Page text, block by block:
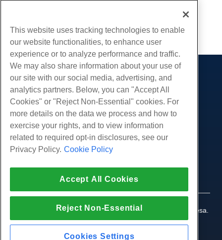
cópia de URL
Produtos
Hospedagem na web
Hospedagem Empresarial
Revendedor com etiqueta em branco
Linux gerenciado VPS
Windows não gerenciado VPS
Servidores de nuvem
Balanceadores de carga
Armazenamento em Bloco
Armazenamento de Objetos
Serviços
Migrações de sites
Comunidade
Documentação do Produto
Tutoriais
Companhia
Sobre nós
Contate-Nos
pressione
Programa de Afiliados
Aplicação da lei
Acordo de Afiliado
Apoio, suporte
Conversar ao vivo conosco
Abra um bilhete de suporte
Envie-nos um e-mail
© 2010-2026 Hostwinds, uma HostPapa Inc. empresa.
Todos os direitos reservados.
This website uses tracking technologies to enable
our website functionalities, to enhance user
experience or to analyze performance and traffic.
We may also share information about your use of
our site with our social media, advertising, and
analytics partners. Below, you can "Accept All
Cookies" or "Reject Non-Essential" cookies. For
more details on the data we process and how to
exercise your rights, and to view information
related to required opt-in disclosures, see our
Privacy Policy. Cookie Policy
Accept All Cookies
Reject Non-Essential
Cookies Settings